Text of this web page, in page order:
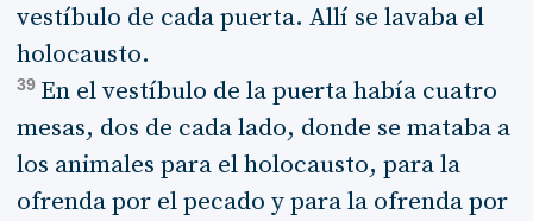
vestíbulo de cada puerta. Allí se lavaba el
holocausto.
39 En el vestíbulo de la puerta había cuatro
mesas, dos de cada lado, donde se mataba a
los animales para el holocausto, para la
ofrenda por el pecado y para la ofrenda por